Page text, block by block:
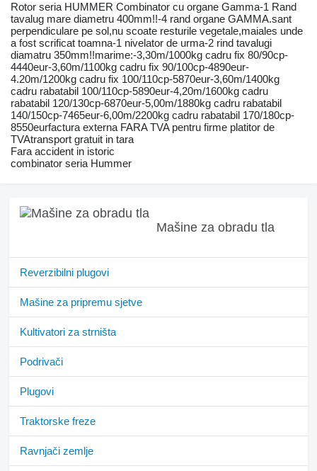
Rotor seria HUMMER Combinator cu organe Gamma-1 Rand
tavalug mare diametru 400mm!!-4 rand organe GAMMA.sant
perpendiculare pe sol,nu scoate resturile vegetale,maiales unde
a fost scrificat toamna-1 nivelator de urma-2 rind tavalugi
diamatru 350mm!!marime:-3,30m/1000kg cadru fix 80/90cp-
4440eur-3,60m/1100kg cadru fix 90/100cp-4890eur-
4.20m/1200kg cadru fix 100/110cp-5870eur-3,60m/1400kg
cadru rabatabil 100/110cp-5890eur-4,20m/1600kg cadru
rabatabil 120/130cp-6870eur-5,00m/1880kg cadru rabatabil
140/150cp-7465eur-6,00m/2200kg cadru rabatabil 170/180cp-
8550eurfactura externa FARA TVA pentru firme platitor de
TVAtransport gratuit in tara
Fara accident in istoric
combinator seria Hummer
Mašine za obradu tla
Reverzibilni plugovi
Mašine za pripremu sjetve
Kultivatori za strništa
Podrivači
Plugovi
Traktorske freze
Ravnjači zemlje